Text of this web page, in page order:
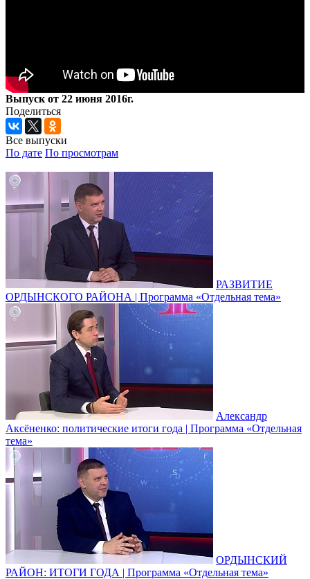
Выпуск от 22 июня 2016г.
Поделиться
Все выпуски
По дате По просмотрам
РАЗВИТИЕ
ОРДЫНСКОГО РАЙОНА | Программа «Отдельная тема»
Александр
Аксёненко: политические итоги года | Программа «Отдельная
тема»
ОРДЫНСКИЙ
РАЙОН: ИТОГИ ГОДА | Программа «Отдельная тема»